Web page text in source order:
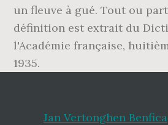
un fleuve à gué. Tout ou
définition est extrait du
l'Académie française,
1935.
Jan Vertonghen Benfica